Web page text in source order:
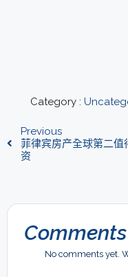
Category :
Previous
菲律宾房产全球第二值
资
Comments
No comments yet.